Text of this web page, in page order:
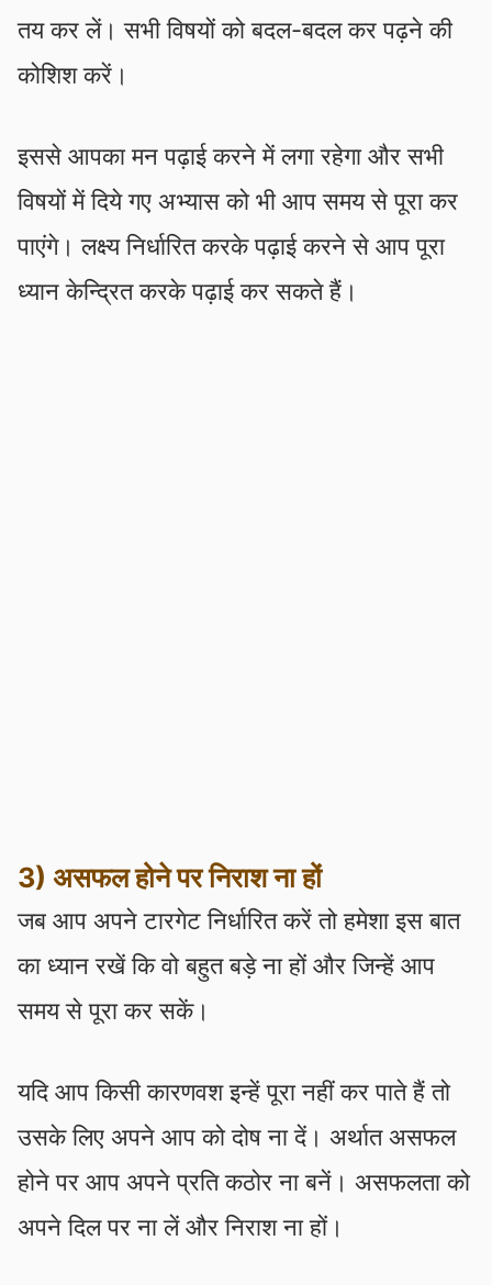
तय कर लें। सभी विषयों को बदल-बदल कर पढ़ने की
कोशिश करें।
इससे आपका मन पढ़ाई करने में लगा रहेगा और सभी
विषयों में दिये गए अभ्यास को भी आप समय से पूरा कर
पाएंगे। लक्ष्य निर्धारित करके पढ़ाई करने से आप पूरा
ध्यान केन्द्रित करके पढ़ाई कर सकते हैं।
3) असफल होने पर निराश ना हों
जब आप अपने टारगेट निर्धारित करें तो हमेशा इस बात
का ध्यान रखें कि वो बहुत बड़े ना हों और जिन्हें आप
समय से पूरा कर सकें।
यदि आप किसी कारणवश इन्हें पूरा नहीं कर पाते हैं तो
उसके लिए अपने आप को दोष ना दें। अर्थात असफल
होने पर आप अपने प्रति कठोर ना बनें। असफलता को
अपने दिल पर ना लें और निराश ना हों।